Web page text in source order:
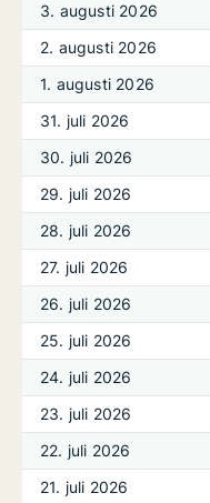
3. augusti 2026
2. augusti 2026
1. augusti 2026
31. juli 2026
30. juli 2026
29. juli 2026
28. juli 2026
27. juli 2026
26. juli 2026
25. juli 2026
24. juli 2026
23. juli 2026
22. juli 2026
21. juli 2026